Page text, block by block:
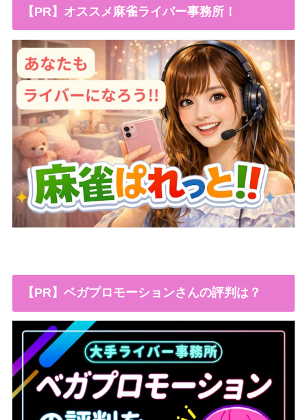
【PR】オススメ麻雀ライバー事務所！
【PR】ベガプロモーションさんの評判は？